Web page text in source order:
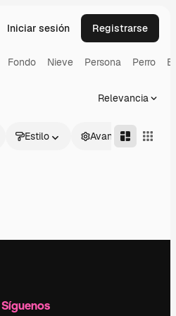
Iniciar sesión Registrarse
Fondo Nieve Persona Perro
Relevancia
Estilo Avanzado
Síguenos